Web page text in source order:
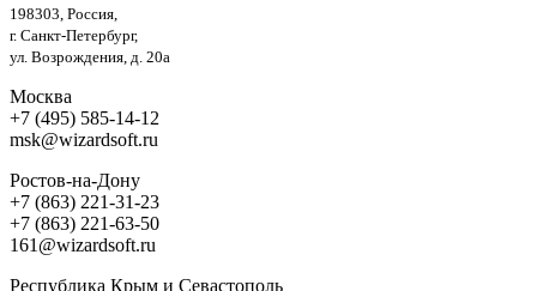
198303, Россия,
г. Санкт-Петербург,
ул. Возрождения, д. 20а
Москва
+7 (495) 585-14-12
msk@wizardsoft.ru
Ростов-на-Дону
+7 (863) 221-31-23
+7 (863) 221-63-50
161@wizardsoft.ru
Республика Крым и Севастополь